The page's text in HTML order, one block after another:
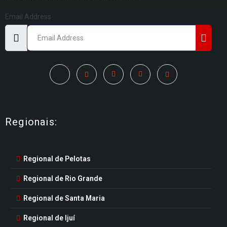
Email Address
Regionais:
Regional de Pelotas
Regional de Rio Grande
Regional de Santa Maria
Regional de Ijuí